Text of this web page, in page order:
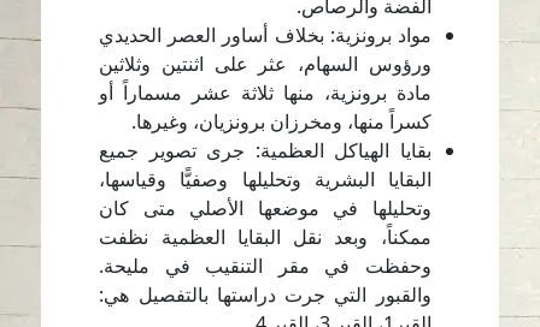
الفضة والرصاص.
مواد برونزية: بخلاف أساور العصر الحديدي
ورؤوس السهام، عثر على اثنتين وثلاثين
مادة برونزية، منها ثلاثة عشر مسماراً أو
كسراً منها، ومخرزان برونزيان، وغيرها.
بقايا الهياكل العظمية: جرى تصوير جميع
البقايا البشرية وتحليلها وصفيًّا وقياسها،
وتحليلها في موضعها الأصلي متى كان
ممكناً، وبعد نقل البقايا العظمية نظفت
وحفظت في مقر التنقيب في مليحة.
والقبور التي جرت دراستها بالتفصيل هي: